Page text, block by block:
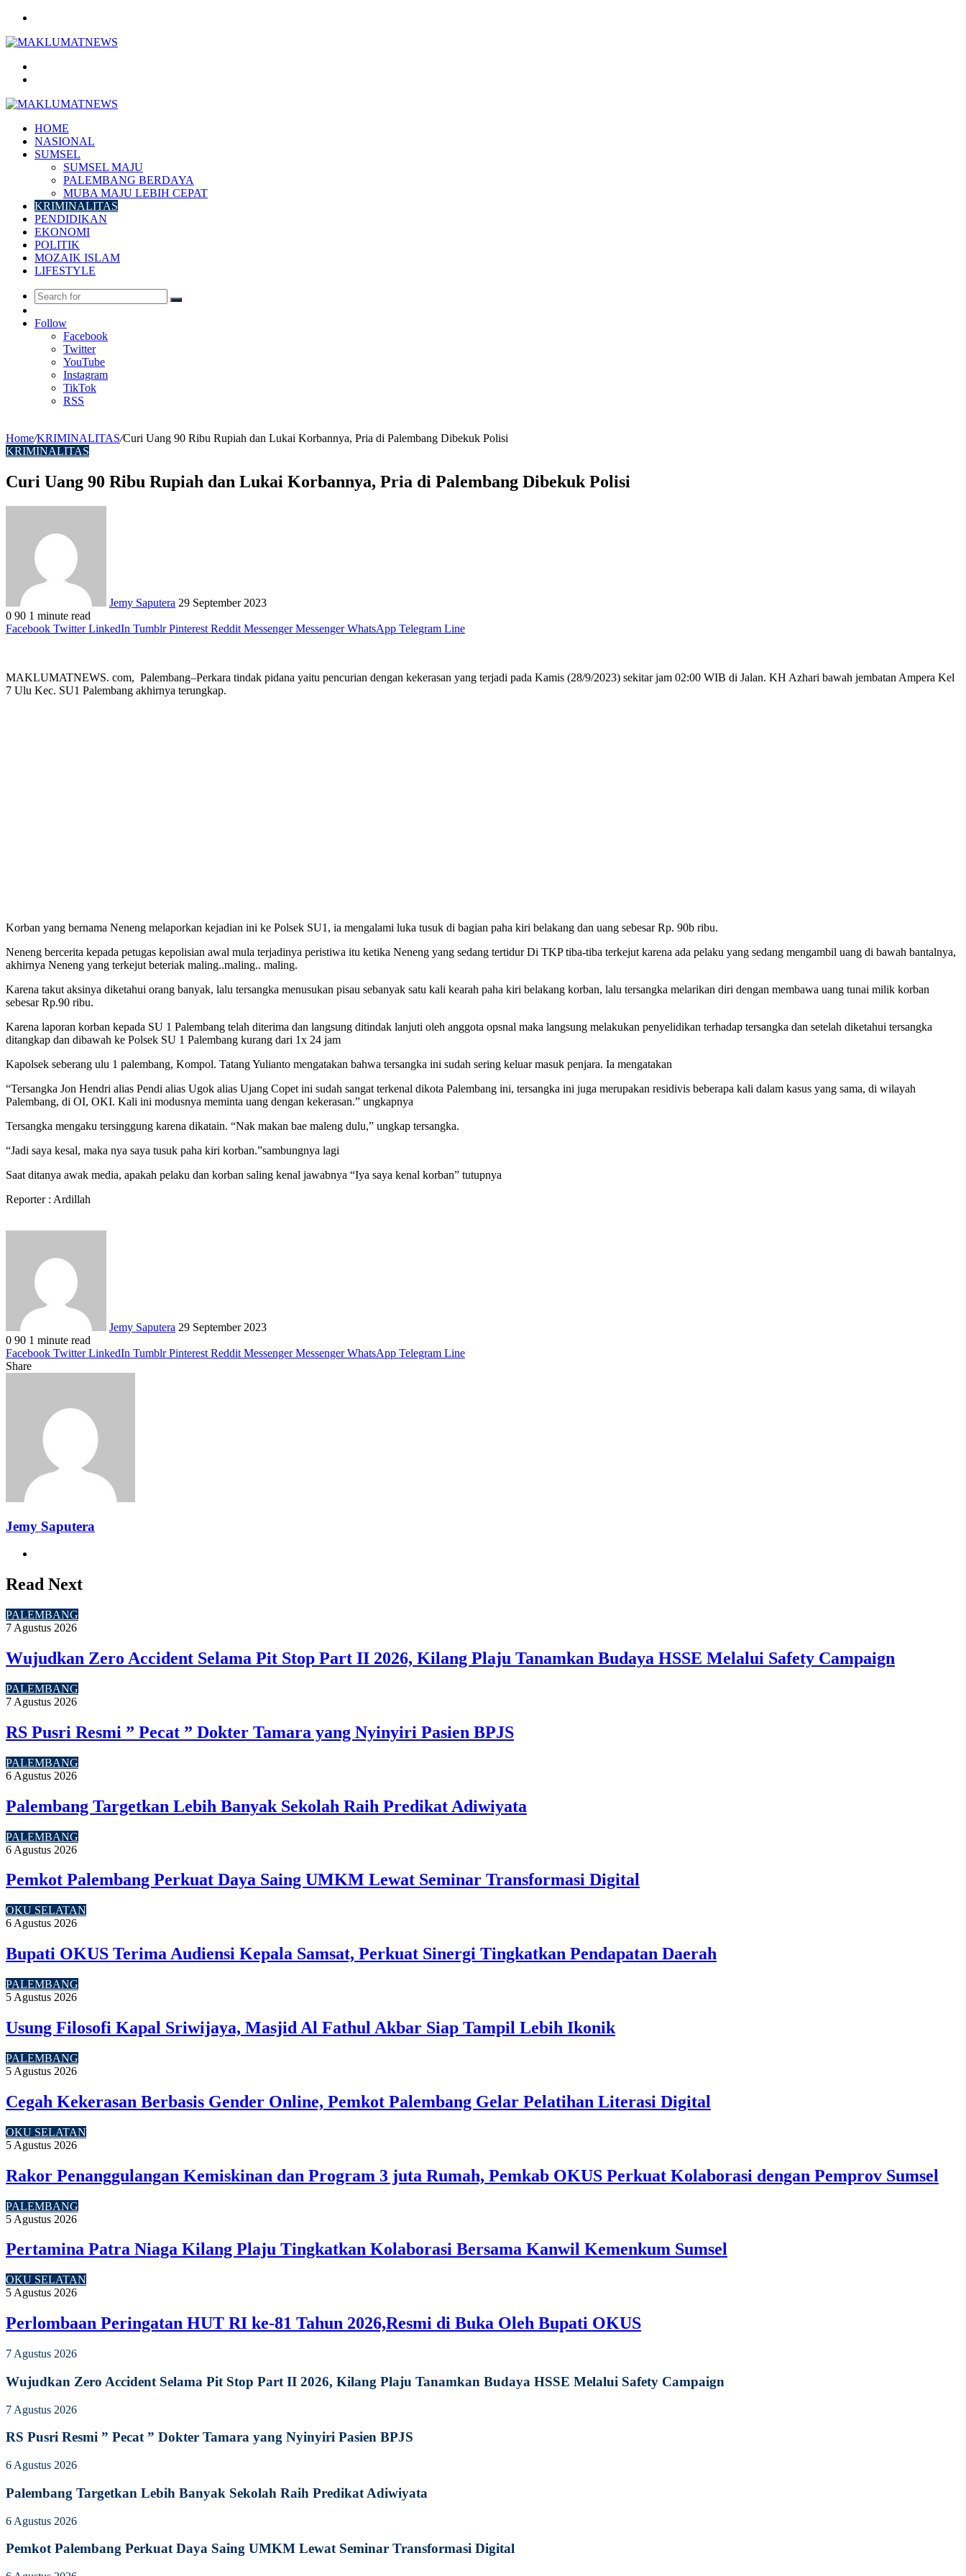
HOME
NASIONAL
SUMSEL
SUMSEL MAJU
PALEMBANG BERDAYA
MUBA MAJU LEBIH CEPAT
KRIMINALITAS
PENDIDIKAN
EKONOMI
POLITIK
MOZAIK ISLAM
LIFESTYLE
Search
Article
Follow
Facebook
Twitter
YouTube
Instagram
TikTok
RSS
Home/KRIMINALITAS/Curi Uang 90 Ribu Rupiah dan Lukai Korbannya, Pria di Palembang Dibekuk Polisi
KRIMINALITAS
Curi Uang 90 Ribu Rupiah dan Lukai Korbannya, Pria di Palembang Dibekuk Polisi
Jemy Saputera 29 September 2023
0 90 1 minute read
Facebook Twitter LinkedIn Tumblr Pinterest Reddit Messenger Messenger WhatsApp Telegram Line
MAKLUMATNEWS. com, Palembang–Perkara tindak pidana yaitu pencurian dengan kekerasan yang terjadi pada Kamis (28/9/2023) sekitar jam 02:00 WIB di Jalan. KH Azhari bawah jembatan Ampera Kel
7 Ulu Kec. SU1 Palembang akhirnya terungkap.
Korban yang bernama Neneng melaporkan kejadian ini ke Polsek SU1, ia mengalami luka tusuk di bagian paha kiri belakang dan uang sebesar Rp. 90b ribu.
Neneng bercerita kepada petugas kepolisian awal mula terjadinya peristiwa itu ketika Neneng yang sedang tertidur Di TKP tiba-tiba terkejut karena ada pelaku yang sedang mengambil uang di bawah bantalnya,
akhirnya Neneng yang terkejut beteriak maling..maling.. maling.
Karena takut aksinya diketahui orang banyak, lalu tersangka menusukan pisau sebanyak satu kali kearah paha kiri belakang korban, lalu tersangka melarikan diri dengan membawa uang tunai milik korban
sebesar Rp.90 ribu.
Karena laporan korban kepada SU 1 Palembang telah diterima dan langsung ditindak lanjuti oleh anggota opsnal maka langsung melakukan penyelidikan terhadap tersangka dan setelah diketahui tersangka
ditangkap dan dibawah ke Polsek SU 1 Palembang kurang dari 1x 24 jam
Kapolsek seberang ulu 1 palembang, Kompol. Tatang Yulianto mengatakan bahwa tersangka ini sudah sering keluar masuk penjara. Ia mengatakan
“Tersangka Jon Hendri alias Pendi alias Ugok alias Ujang Copet ini sudah sangat terkenal dikota Palembang ini, tersangka ini juga merupakan residivis beberapa kali dalam kasus yang sama, di wilayah
Palembang, di OI, OKI. Kali ini modusnya meminta uang dengan kekerasan.” ungkapnya
Tersangka mengaku tersinggung karena dikatain. “Nak makan bae maleng dulu,” ungkap tersangka.
“Jadi saya kesal, maka nya saya tusuk paha kiri korban.”sambungnya lagi
Saat ditanya awak media, apakah pelaku dan korban saling kenal jawabnya “Iya saya kenal korban” tutupnya
Reporter : Ardillah
Jemy Saputera 29 September 2023
0 90 1 minute read
Facebook Twitter LinkedIn Tumblr Pinterest Reddit Messenger Messenger WhatsApp Telegram Line
Share
Jemy Saputera
Read Next
PALEMBANG
7 Agustus 2026
Wujudkan Zero Accident Selama Pit Stop Part II 2026, Kilang Plaju Tanamkan Budaya HSSE Melalui Safety Campaign
PALEMBANG
7 Agustus 2026
RS Pusri Resmi ” Pecat ” Dokter Tamara yang Nyinyiri Pasien BPJS
PALEMBANG
6 Agustus 2026
Palembang Targetkan Lebih Banyak Sekolah Raih Predikat Adiwiyata
PALEMBANG
6 Agustus 2026
Pemkot Palembang Perkuat Daya Saing UMKM Lewat Seminar Transformasi Digital
OKU SELATAN
6 Agustus 2026
Bupati OKUS Terima Audiensi Kepala Samsat, Perkuat Sinergi Tingkatkan Pendapatan Daerah
PALEMBANG
5 Agustus 2026
Usung Filosofi Kapal Sriwijaya, Masjid Al Fathul Akbar Siap Tampil Lebih Ikonik
PALEMBANG
5 Agustus 2026
Cegah Kekerasan Berbasis Gender Online, Pemkot Palembang Gelar Pelatihan Literasi Digital
OKU SELATAN
5 Agustus 2026
Rakor Penanggulangan Kemiskinan dan Program 3 juta Rumah, Pemkab OKUS Perkuat Kolaborasi dengan Pemprov Sumsel
PALEMBANG
5 Agustus 2026
Pertamina Patra Niaga Kilang Plaju Tingkatkan Kolaborasi Bersama Kanwil Kemenkum Sumsel
OKU SELATAN
5 Agustus 2026
Perlombaan Peringatan HUT RI ke-81 Tahun 2026,Resmi di Buka Oleh Bupati OKUS
7 Agustus 2026
Wujudkan Zero Accident Selama Pit Stop Part II 2026, Kilang Plaju Tanamkan Budaya HSSE Melalui Safety Campaign
7 Agustus 2026
RS Pusri Resmi ” Pecat ” Dokter Tamara yang Nyinyiri Pasien BPJS
6 Agustus 2026
Palembang Targetkan Lebih Banyak Sekolah Raih Predikat Adiwiyata
6 Agustus 2026
Pemkot Palembang Perkuat Daya Saing UMKM Lewat Seminar Transformasi Digital